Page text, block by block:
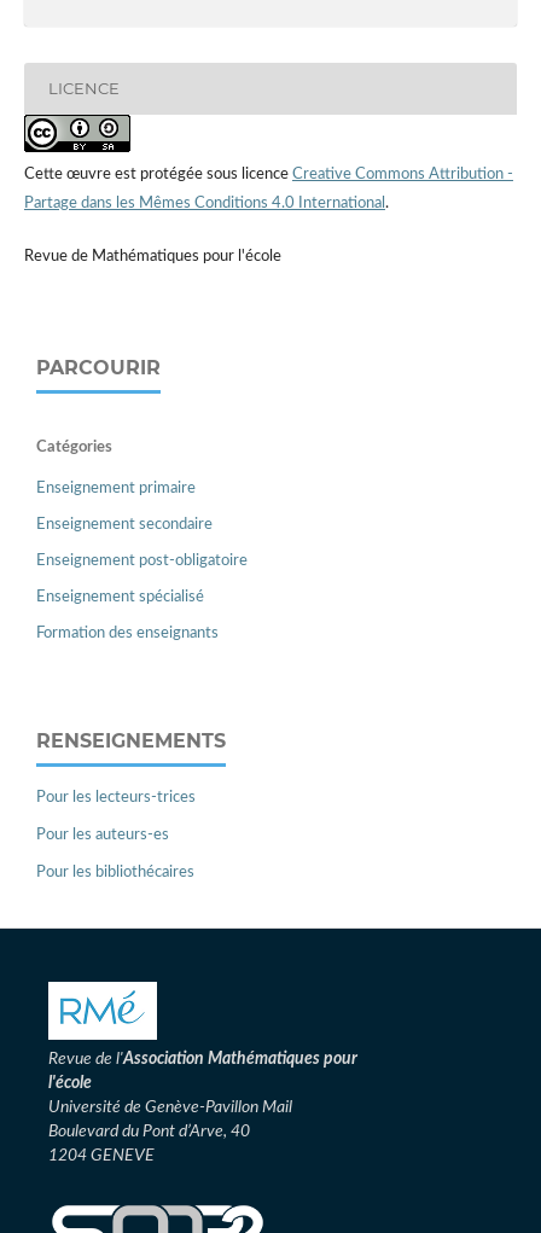
LICENCE
Cette œuvre est protégée sous licence Creative Commons Attribution -
Partage dans les Mêmes Conditions 4.0 International .
Revue de Mathématiques pour l'école
PARCOURIR
Catégories
Enseignement primaire
Enseignement secondaire
Enseignement post-obligatoire
Enseignement spécialisé
Formation des enseignants
RENSEIGNEMENTS
Pour les lecteurs-trices
Pour les auteurs-es
Pour les bibliothécaires
Revue de l'Association Mathématiques pour
l'école
Université de Genève-Pavillon Mail
Boulevard du Pont d’Arve, 40
1204 GENEVE